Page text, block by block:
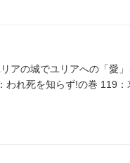
アの城でユリアへの「愛
けた! 地上最強の男は一体どっちだ!? 118